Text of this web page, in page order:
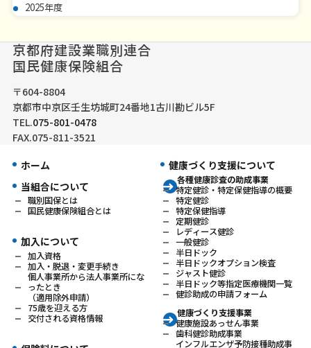
2025年度
京都府建設業職別連合
国民健康保険組合
〒604-8804
京都市中京区壬生坊城町24番地1古川勘ビル5F
TEL.075-801-0478
FAX.075-811-3521
ホーム
当組合について
職別国保とは
国民健康保険組合とは
加入について
加入資格
加入・脱退・変更手続き
個人事業所から法人事業所にな
ったとき
（適用除外申請）
75歳を迎える方
交付される資格情報
健康づくり支援について
各種健康診査の助成事業
特定健診・特定保健指導の概要
特定健診
特定保健指導
定期健診
レディース健診
一般健診
半日ドック
半日ドックオプション検査
ジャスト健診
半日ドック等指定医療機関一覧
健診助成の申請フォーム
健康づくり支援事業
健康施設あっせん事業
歯科健診助成事業
インフルエンザ予防接種助成事